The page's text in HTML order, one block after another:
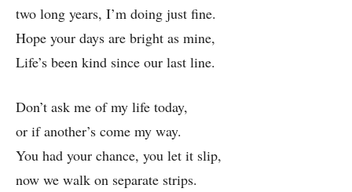
two long years, I’m doing just fine.
Hope your days are bright as mine,
Life’s been kind since our last line.
Don’t ask me of my life today,
or if another’s come my way.
You had your chance, you let it slip,
now we walk on separate strips.